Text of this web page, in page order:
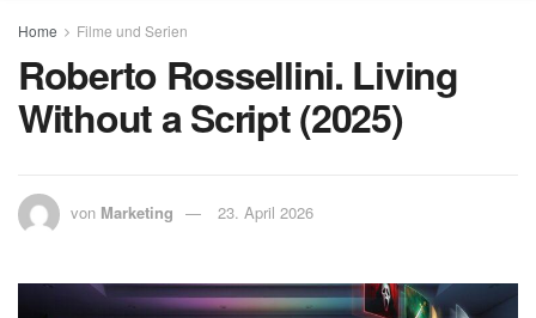
Home Filme und Serien
Roberto Rossellini. Living
Without a Script (2025)
von Marketing 23. April 2026